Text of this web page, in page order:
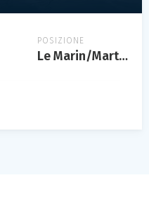
POSIZIONE
Le Marin/Martinique